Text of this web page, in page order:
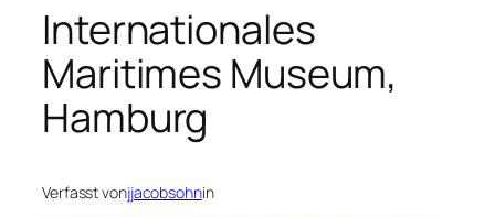
Internationales
Maritimes Museum,
Hamburg
Verfasst vonjjacobsohnin